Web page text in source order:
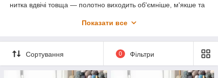
нитка вдвічі товща — полотно виходить об'ємніше, м'якше та
гіпоалергенна, не колеться. Добре ковзає інструментом, не
пледи, дитячі речі та іграшки. На кардиган розміру 42—44
йде приблизно 5 мотків (500 г), на дитячу шапку — 1 моток.
Нитка добре розкривається в лицьовій гладі, тіневих
Показати все
Сортування 0 Фільтри